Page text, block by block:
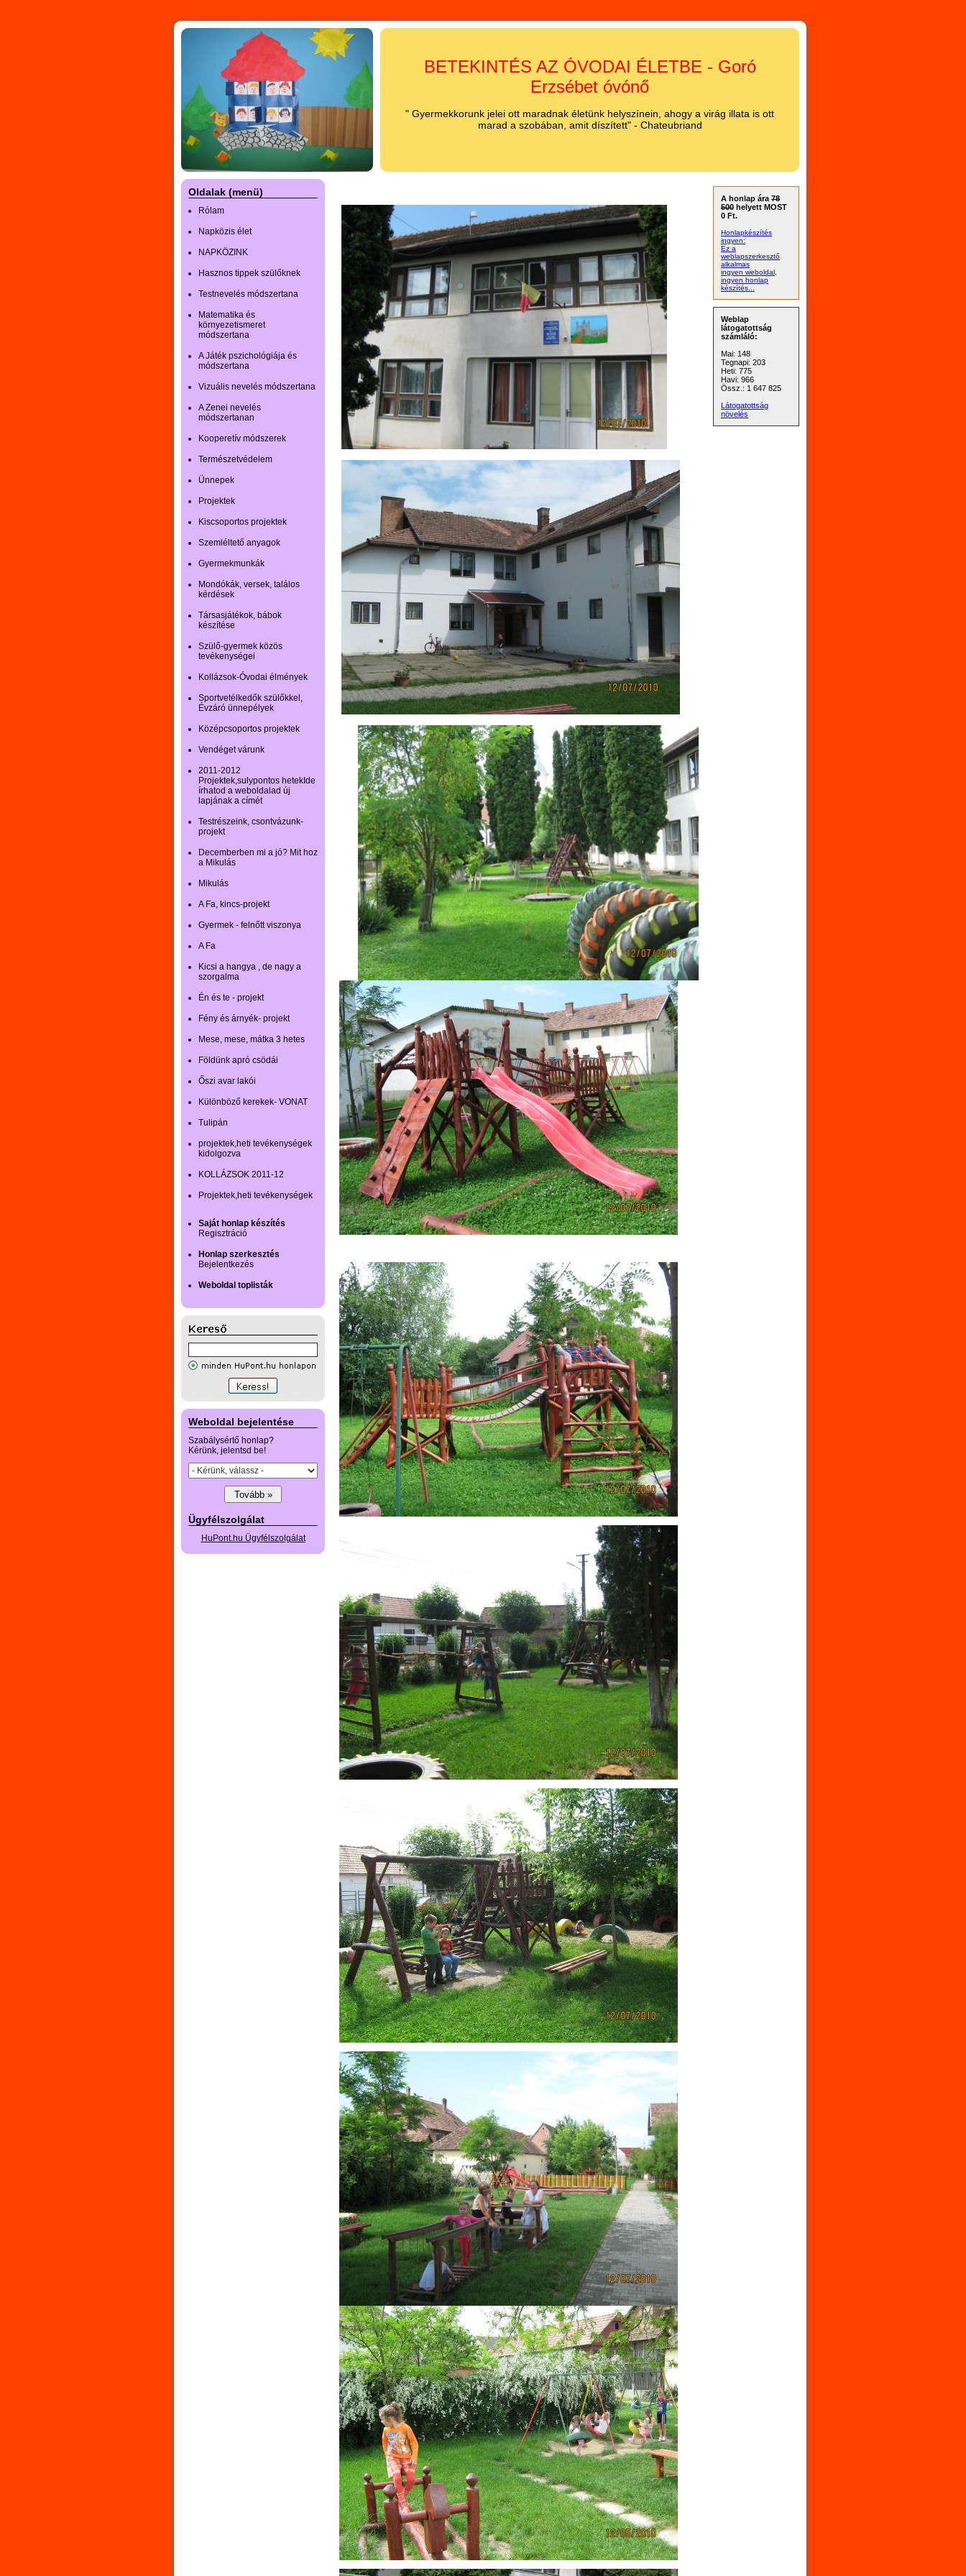
BETEKINTÉS AZ ÓVODAI ÉLETBE - Goró
Erzsébet óvónő
" Gyermekkorunk jelei ott maradnak életünk helyszínein, ahogy a virág illata is ott
marad a szobában, amit díszített" - Chateubriand
Oldalak (menü)
Rólam
Napközis élet
NAPKÖZINK
Hasznos tippek szülőknek
Testnevelés módszertana
Matematika és
környezetismeret
módszertana
A Játék pszichológiája és
módszertana
Vizuális nevelés módszertana
A Zenei nevelés
módszertanan
Kooperetív módszerek
Természetvédelem
Ünnepek
Projektek
Kiscsoportos projektek
Szemléltető anyagok
Gyermekmunkák
Mondókák, versek, találos
kérdések
Társasjátékok, bábok
készítése
Szülő-gyermek közös
tevékenységei
Kollázsok-Óvodai élmények
Sportvetélkedők szülőkkel,
Évzáró ünnepélyek
Középcsoportos projektek
Vendéget várunk
2011-2012
Projektek,sulypontos hetekIde
írhatod a weboldalad új
lapjának a címét
Testrészeink, csontvázunk-
projekt
Decemberben mi a jó? Mit hoz
a Mikulás
Mikulás
A Fa, kincs-projekt
Gyermek - felnőtt viszonya
A Fa
Kicsi a hangya , de nagy a
szorgalma
Én és te - projekt
Fény és árnyék- projekt
Mese, mese, mátka 3 hetes
Földünk apró csödái
Őszi avar lakói
Különböző kerekek- VONAT
Tulipán
projektek,heti tevékenységek
kidolgozva
KOLLÁZSOK 2011-12
Projektek,heti tevékenységek
Saját honlap készítés
Regisztráció
Honlap szerkesztés
Bejelentkezés
Weboldal toplisták
Weboldal bejelentése
Szabálysértő honlap?
Kérünk, jelentsd be!
Ügyfélszolgálat
HuPont.hu Ügyfélszolgálat
A honlap ára 78
500 helyett MOST
0 Ft.
Honlapkészítés
ingyen:
Ez a
weblapszerkesztő
alkalmas
ingyen weboldal,
ingyen honlap
készítés...
Weblap
látogatottság
számláló:
Mai: 148
Tegnapi: 203
Heti: 775
Havi: 966
Össz.: 1 647 825
Látogatottság
növelés